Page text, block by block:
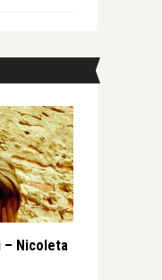
– Nicoleta